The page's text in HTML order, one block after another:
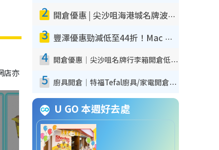
店亦
2 開倉優惠 | 尖沙咀海港城名牌波鞋開倉低至1折！On鞋$899起／Joy&Peace鞋履$98起
3 豐澤優惠勁減低至44折！Mac mini/iPhone17Pro大減價！廚房家電$220起
4 開倉優惠｜尖沙咀名牌行李箱開倉低至4折！一連5日 American Tourister/ace./Hallmark $200起！
5 廚具開倉｜特福Tefal廚具/家電開倉低至3折！$220起買平底鍋/炒鑊/湯煲！電飯煲/吸塵機/燙斗$418起
U GO 本週好去處